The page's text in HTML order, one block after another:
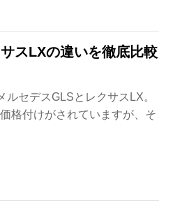
スLXの違いを徹底比較
セデスGLSとレクサスLX。
格付けがされていますが、そ